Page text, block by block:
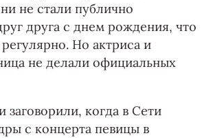
не стали публично
друга с днем рождения, что
Но актриса и
не делали официальных
когда в Сети
с концерта певицы в